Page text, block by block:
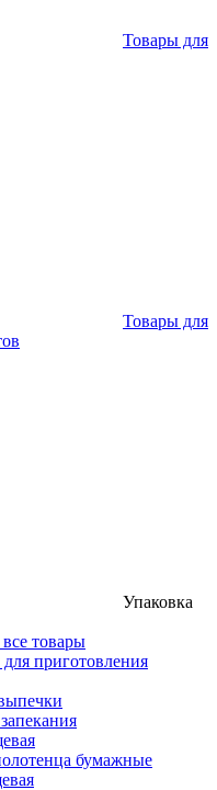
Товары для
Товары для
Упаковка
товары
приготовления
бумажные